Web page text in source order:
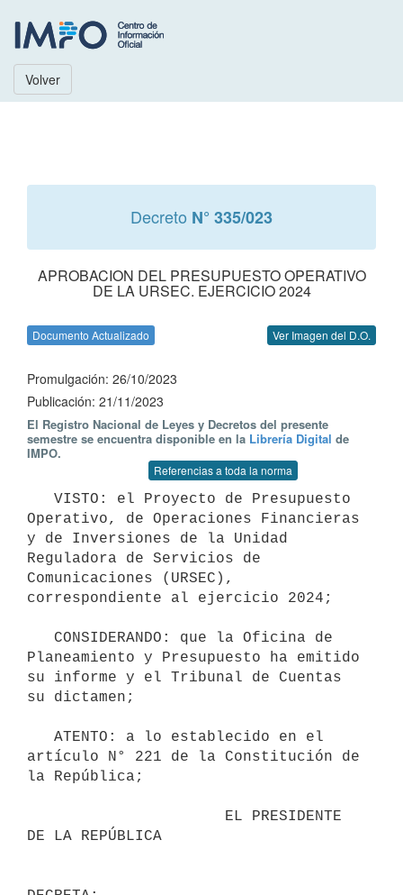
Volver
Decreto N° 335/023
APROBACION DEL PRESUPUESTO OPERATIVO
DE LA URSEC. EJERCICIO 2024
Documento Actualizado Ver Imagen del D.O.
Promulgación: 26/10/2023
Publicación: 21/11/2023
El Registro Nacional de Leyes y Decretos del presente
semestre se encuentra disponible en la Librería Digital de
IMPO.
Referencias a toda la norma
Operativo, de Operaciones Financieras
y de Inversiones de la Unidad
Reguladora de Servicios de
Comunicaciones (URSEC),
correspondiente al ejercicio 2024;
Planeamiento y Presupuesto ha emitido
su informe y el Tribunal de Cuentas
su dictamen;
artículo N° 221 de la Constitución de
la República;
DE LA REPÚBLICA